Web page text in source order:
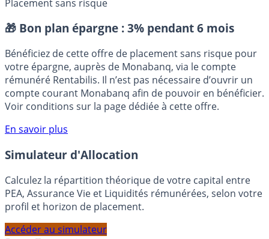
ETF (Exchange-Traded Fund)
Placement sans risque
🎁 Bon plan épargne : 3% pendant 6 mois
Bénéficiez de cette offre de placement sans risque pour
votre épargne, auprès de Monabanq, via le compte
rémunéré Rentabilis. Il n’est pas nécessaire d’ouvrir un
compte courant Monabanq afin de pouvoir en bénéficier.
Voir conditions sur la page dédiée à cette offre.
En savoir plus
Simulateur d'Allocation
Calculez la répartition théorique de votre capital entre
PEA, Assurance Vie et Liquidités rémunérées, selon votre
profil et horizon de placement.